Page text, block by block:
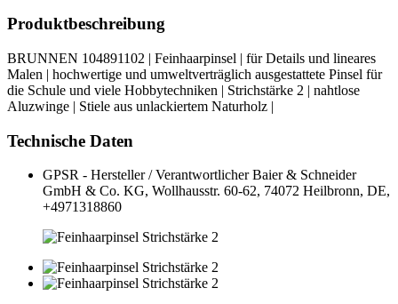
Produktbeschreibung
BRUNNEN 104891102 | Feinhaarpinsel | für Details und lineares
Malen | hochwertige und umweltverträglich ausgestattete Pinsel für
die Schule und viele Hobbytechniken | Strichstärke 2 | nahtlose
Aluzwinge | Stiele aus unlackiertem Naturholz |
Technische Daten
GPSR - Hersteller / Verantwortlicher Baier & Schneider
GmbH & Co. KG, Wollhausstr. 60-62, 74072 Heilbronn, DE,
+4971318860